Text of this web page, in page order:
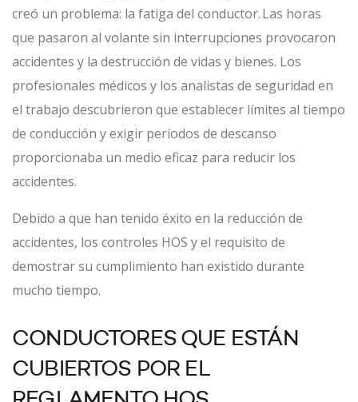
creó un problema: la fatiga del conductor. Las horas
que pasaron al volante sin interrupciones provocaron
accidentes y la destrucción de vidas y bienes. Los
profesionales médicos y los analistas de seguridad en
el trabajo descubrieron que establecer límites al tiempo
de conducción y exigir períodos de descanso
proporcionaba un medio eficaz para reducir los
accidentes.
Debido a que han tenido éxito en la reducción de
accidentes, los controles HOS y el requisito de
demostrar su cumplimiento han existido durante
mucho tiempo.
CONDUCTORES QUE ESTÁN
CUBIERTOS POR EL